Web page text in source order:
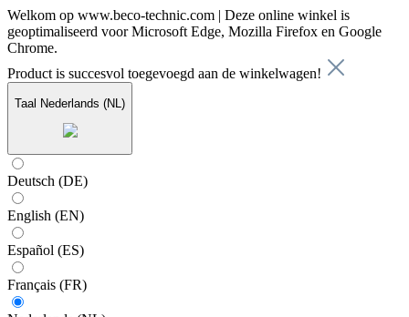
Welkom op www.beco-technic.com | Deze online winkel is
geoptimaliseerd voor Microsoft Edge, Mozilla Firefox en Google
Chrome.
Product is succesvol toegevoegd aan de winkelwagen!
Taal Nederlands (NL)
Deutsch (DE)
English (EN)
Español (ES)
Français (FR)